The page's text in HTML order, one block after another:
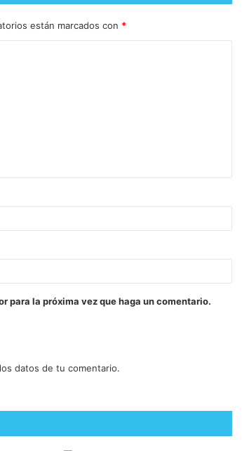
están marcados con *
para la próxima vez que haga un comentario.
datos de tu comentario.